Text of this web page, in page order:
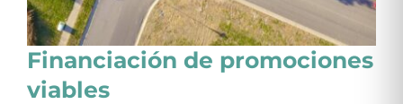
Financiación de promociones
viables